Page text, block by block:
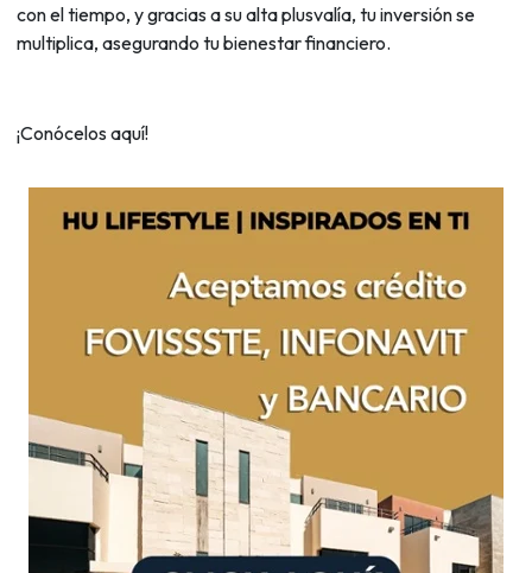
con el tiempo, y gracias a su alta plusvalía, tu inversión se
multiplica, asegurando tu bienestar financiero.
¡Conócelos aquí!